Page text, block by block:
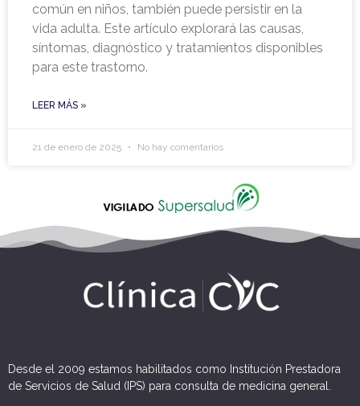
común en niños, también puede persistir en la
vida adulta. Este artículo explorará las causas,
síntomas, diagnóstico y tratamientos disponibles
para este trastorno.
LEER MÁS »
21 de enero de 2025 No hay comentarios
Desde el 2009 estamos habilitados como Institución Prestadora
de Servicios de Salud (IPS) para consulta de medicina general.